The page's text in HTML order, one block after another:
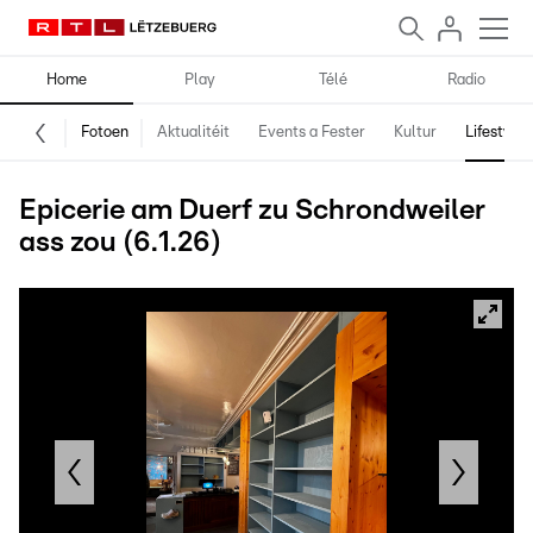
Home Play Télé Radio
Fotoen Aktualitéit Events a Fester Kultur Lifestyle
Epicerie am Duerf zu Schrondweiler
ass zou (6.1.26)